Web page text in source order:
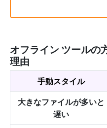
オフライン ツールの
理由
手動スタイル
大きなファイルが多いと
遅い